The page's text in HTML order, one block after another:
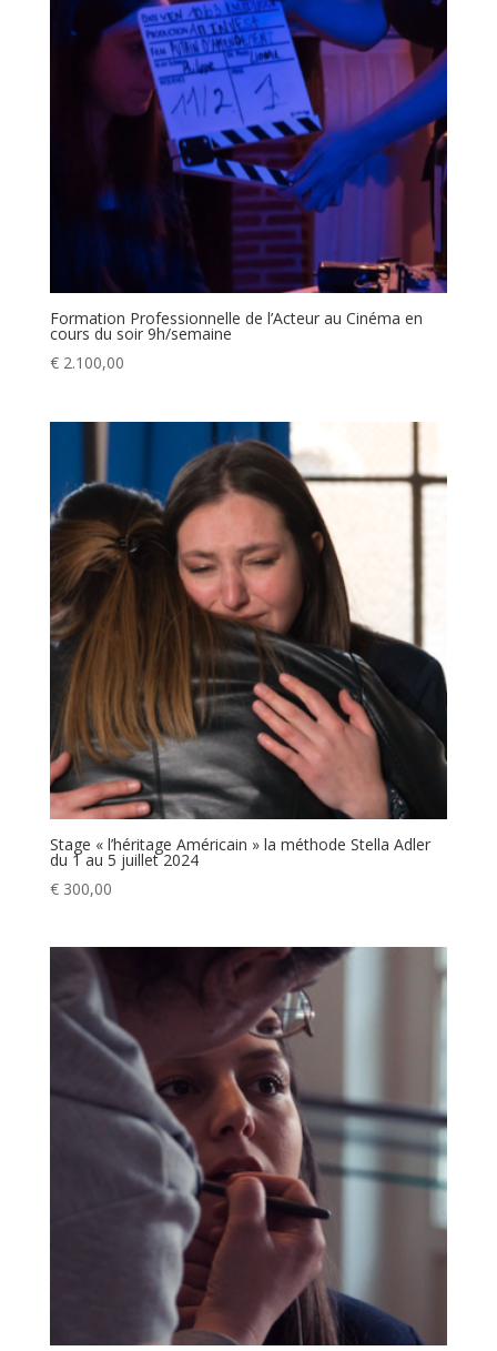
Formation Professionnelle de l’Acteur au Cinéma en
cours du soir 9h/semaine
€2.100,00
Stage « l’héritage Américain » la méthode Stella Adler
du 1 au 5 juillet 2024
€300,00